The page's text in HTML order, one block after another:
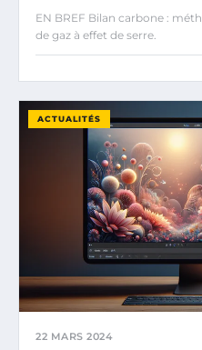
EN BREF Bilan carbone :
de gaz à effet de serre.
ACTUALITÉS
22 MARS 2024